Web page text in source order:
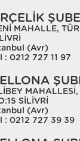
ŞUBE
MAHALLE,
(Avr)
: 0212 727 11 97
SİLİVRİ
(Avr)
: 0212 727 39 39